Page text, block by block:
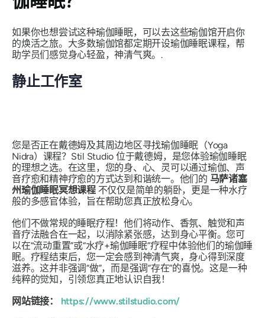
如果你也想尝试这种瑜伽睡眠，可以去这些瑜伽馆开启你
的焕活之旅。大多数瑜伽馆都定期开设瑜伽睡眠课程，帮
助学员们感觉身心轻盈，神清气爽。.
静止工作室
您是否正在戴德姆及其周边地区寻找瑜伽睡眠（Yoga
Nidra）课程？Stil Studio 位于戴德姆，是您体验瑜伽睡眠
的理想之选。在这里，您的身、心、灵可以通过瑜伽、声
音疗愈和精神疗愈的方式达到和谐统一。他们的 马萨诸塞
州瑜伽睡眠冥想课程不仅仅是简单的躺卧，更是一种水疗
般的多感官体验，旨在帮助您真正放松身心。
他们不做常规的睡眠疗程！他们将动作、香氛、触觉和声
音疗法融合在一起，以消除紧张感，达到身心平衡。您可
以在“流动重置”或“水疗+瑜伽睡眠”疗程中体验他们的瑜伽睡
眠。疗程结束后，您一定会感到神清气爽，身心得到深度
滋养。这并非强调“做”，而是强调“存在”的喜悦。这是一种
纯粹的觉知，引领您真正地认识自我！
网站链接：
https://www.stilstudio.com/